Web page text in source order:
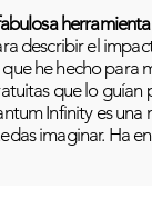
describir el
he hecho para
que lo guían
Infinity es
imaginar. Ha